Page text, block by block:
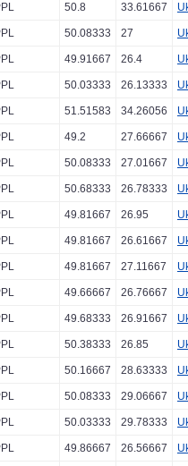
50.8 33.61667
50.08333 27
49.91667 26.4
50.03333 26.13333
51.51583 34.26056
49.2 27.66667
50.08333 27.01667
50.68333 26.78333
49.81667 26.95
49.81667 26.61667
49.81667 27.11667
49.66667 26.76667
49.68333 26.91667
50.38333 26.85
50.16667 28.63333
50.08333 29.06667
50.03333 29.78333
49.86667 26.56667